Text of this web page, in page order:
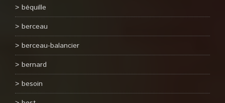
béquille
berceau
berceau-balancier
bernard
besoin